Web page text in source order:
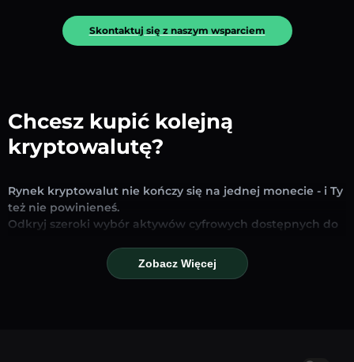
Skontaktuj się z naszym wsparciem
Chcesz kupić kolejną
kryptowalutę?
Rynek kryptowalut nie kończy się na jednej monecie - i Ty
też nie powinieneś.
Odkryj szeroki wybór aktywów cyfrowych dostępnych do
tego, czy szukasz uznanych stablecoinów, obiecujących
altcoinów czy nowych trendujących tokenów – znajdziesz
Zobacz Więcej